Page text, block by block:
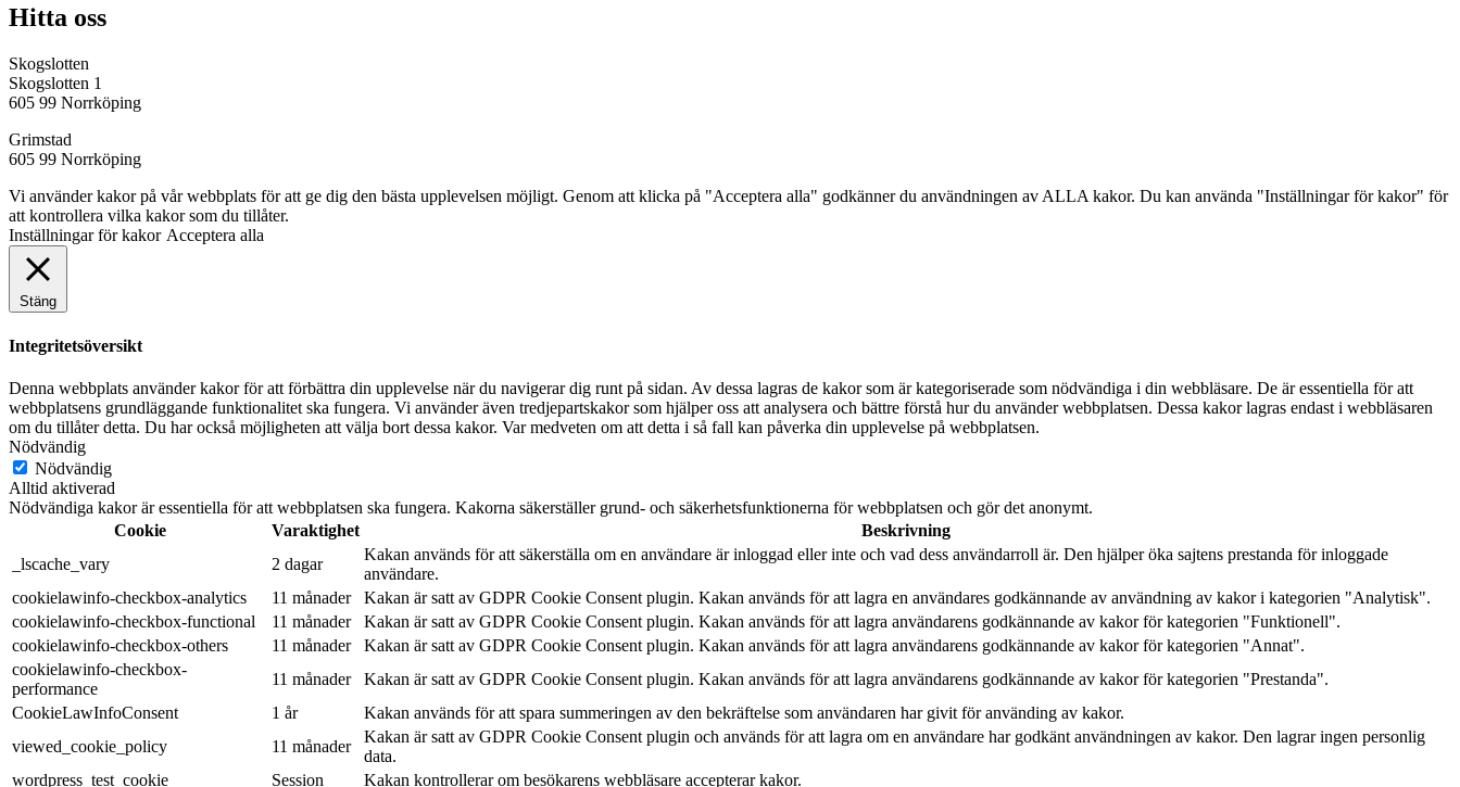
Hitta oss
Skogslotten
Skogslotten 1
605 99 Norrköping
Grimstad
605 99 Norrköping
Vi använder kakor på vår webbplats för att ge dig den bästa upplevelsen möjligt. Genom att klicka på "Acceptera alla" godkänner du användningen av ALLA kakor. Du kan använda "Inställningar för kakor" för
att kontrollera vilka kakor som du tillåter.
Inställningar för kakor Acceptera alla
Stäng
Integritetsöversikt
Denna webbplats använder kakor för att förbättra din upplevelse när du navigerar dig runt på sidan. Av dessa lagras de kakor som är kategoriserade som nödvändiga i din webbläsare. De är essentiella för att
webbplatsens grundläggande funktionalitet ska fungera. Vi använder även tredjepartskakor som hjälper oss att analysera och bättre förstå hur du använder webbplatsen. Dessa kakor lagras endast i webbläsaren
om du tillåter detta. Du har också möjligheten att välja bort dessa kakor. Var medveten om att detta i så fall kan påverka din upplevelse på webbplatsen.
Nödvändig
Nödvändig
Alltid aktiverad
Nödvändiga kakor är essentiella för att webbplatsen ska fungera. Kakorna säkerställer grund- och säkerhetsfunktionerna för webbplatsen och gör det anonymt.
Cookie
Varaktighet
Beskrivning
_lscache_vary
2 dagar
Kakan används för att säkerställa om en användare är inloggad eller inte och vad dess användarroll är. Den hjälper öka sajtens prestanda för inloggade
användare.
cookielawinfo-checkbox-analytics
11 månader
Kakan är satt av GDPR Cookie Consent plugin. Kakan används för att lagra en användares godkännande av användning av kakor i kategorien "Analytisk".
cookielawinfo-checkbox-functional
11 månader
Kakan är satt av GDPR Cookie Consent plugin. Kakan används för att lagra användarens godkännande av kakor för kategorien "Funktionell".
cookielawinfo-checkbox-others
11 månader
Kakan är satt av GDPR Cookie Consent plugin. Kakan används för att lagra användarens godkännande av kakor för kategorien "Annat".
cookielawinfo-checkbox-
performance
11 månader
Kakan är satt av GDPR Cookie Consent plugin. Kakan används för att lagra användarens godkännande av kakor för kategorien "Prestanda".
CookieLawInfoConsent
1 år
Kakan används för att spara summeringen av den bekräftelse som användaren har givit för använding av kakor.
viewed_cookie_policy
11 månader
Kakan är satt av GDPR Cookie Consent plugin och används för att lagra om en användare har godkänt användningen av kakor. Den lagrar ingen personlig
data.
wordpress_test_cookie
Session Kakan kontrollerar om besökarens webbläsare accepterar kakor.